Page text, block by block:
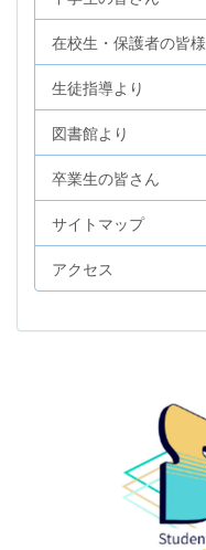
在校生・保護者の皆様
生徒指導より
図書館より
卒業生の皆さん
サイトマップ
アクセス